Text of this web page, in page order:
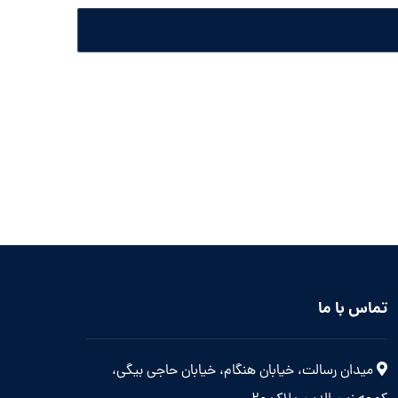
تماس با ما
میدان رسالت، خیابان هنگام، خیابان حاجی بیگی،